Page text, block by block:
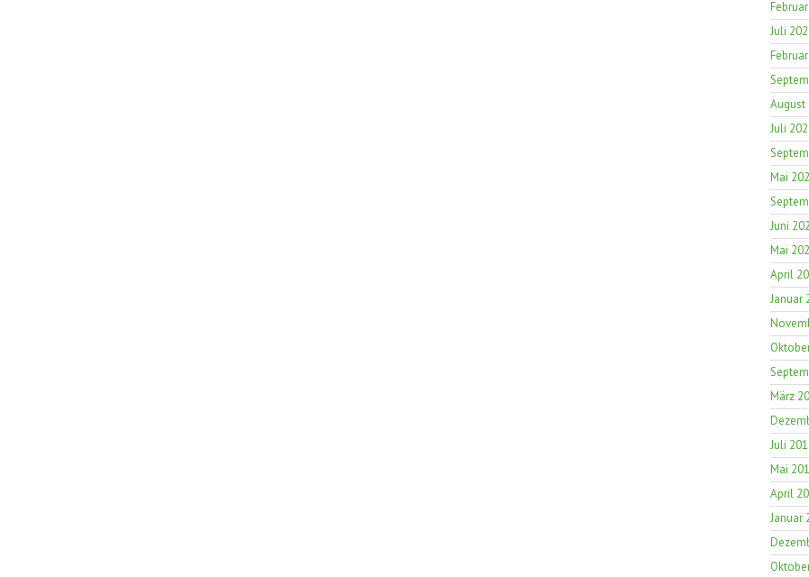
Juli
August
Juli
Mai
Juni
Mai
April
Januar
März
Juli
Mai
April
Januar